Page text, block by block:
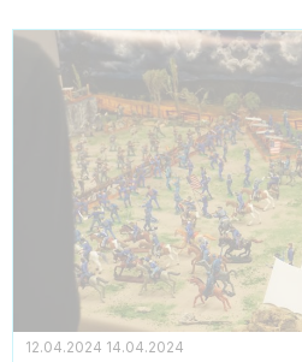
12.04.2024 14.04.2024